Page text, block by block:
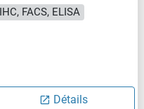
FACS, ELISA
Détails